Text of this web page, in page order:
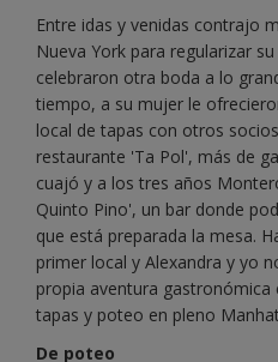
Entre idas y venidas contrajo
Nueva York para regularizar
celebraron otra boda a lo
tiempo, a su mujer le
local de tapas con otros
restaurante 'Ta Pol', más de
cuajó y a los tres años
Quinto Pino', un bar donde
que está preparada la mesa.
primer local y Alexandra y yo
propia aventura
tapas y poteo en pleno
De poteo